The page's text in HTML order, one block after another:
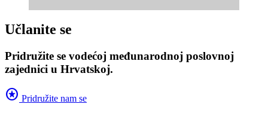
Učlanite se
Pridružite se vodećoj međunarodnoj poslovnoj
zajednici u Hrvatskoj.
stars Pridružite nam se